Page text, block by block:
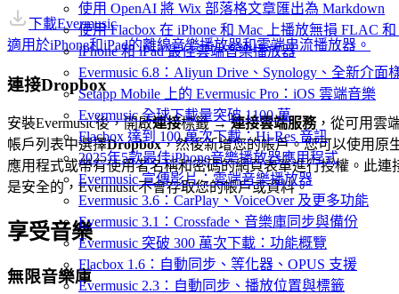
使用 OpenAI 將 Wix 部落格文章匯出為 Markdown
使用 Flacbox 在 iPhone 和 Mac 上播放無損 FLAC
iPhone 和 iPad 最佳雲端音樂播放器
Evermusic 6.8：Aliyun Drive、Synology、全新介面
Setapp Mobile 上的 Evermusic Pro：iOS 雲端音樂
Evermusic 全球下載量突破 1100 萬
Flacbox 達到 100 萬次下載：Hi-Res 音訊
2025年5款最佳iPhone音樂播放器應用程式
Evermusic 宣傳影片：雲端音樂播放器
Evermusic 3.6：CarPlay、VoiceOver 及更多功能
Evermusic 3.1：Crossfade、音樂庫同步與備份
Evermusic 突破 300 萬次下載：功能概覽
Flacbox 1.6：自動同步、等化器、OPUS 支援
Evermusic 2.3：自動同步、播放位置與標籤
下載Evermusic
適用於iPhone和iPad的離線音樂播放器和雲端串流播放器。
連接Dropbox
安裝Evermusic後，開啟連接標籤 →連接雲端服務，從可用雲
帳戶列表中選擇Dropbox，然後新增您的帳戶。您可以使用原
應用程式或帶有使用者名稱和密碼的網頁表單進行授權。此連
是安全的，Evermusic不會存取您的帳戶或資料。
享受音樂
無限音樂庫